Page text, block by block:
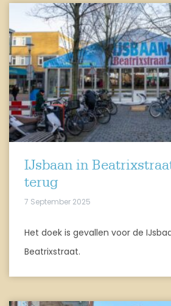
IJsbaan in
terug
7 September 2025
Het doek is gevallen voor de
Beatrixstraat.